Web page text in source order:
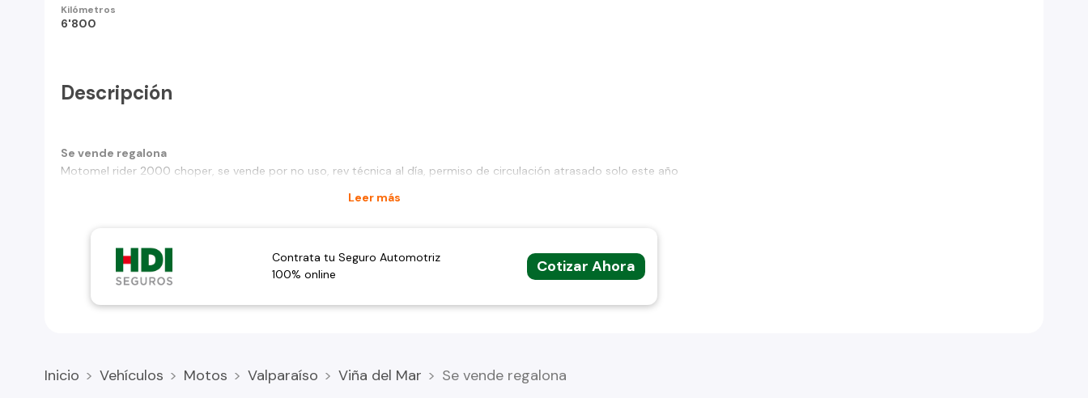
Kilómetros
6'800
Descripción
Se vende regalona
Motomel rider 2000 choper, se vende por no uso, rev técnica al día, permiso de circulación atrasado solo este año
Leer más
Contrata tu Seguro Automotriz
100% online
Cotizar Ahora
Inicio Vehículos Motos Valparaíso Viña del Mar Se vende regalona